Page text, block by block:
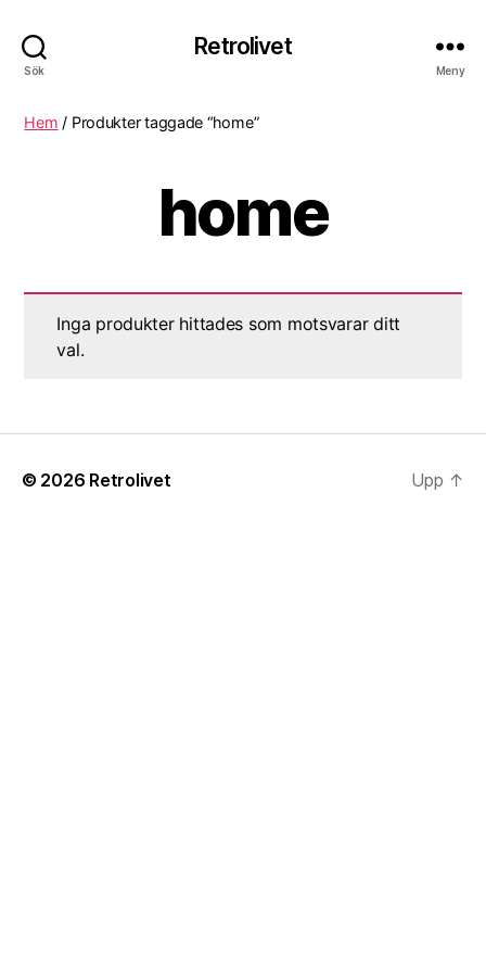
Sök
Retrolivet
Meny
Hem / Produkter taggade “home”
home
Inga produkter hittades som motsvarar ditt
val.
© 2026 Retrolivet Upp ↑